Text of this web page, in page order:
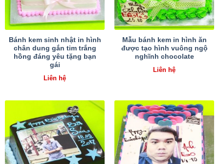
Bánh kem sinh nhật in hình
chân dung gắn tim trắng
hồng đáng yêu tặng bạn
gái
Liên hệ
Mẫu bánh kem in hình ăn
được tạo hình vuông ngộ
nghĩnh chocolate
Liên hệ